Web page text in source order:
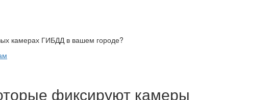
камерах ГИБДД в вашем городе?
фиксируют камеры